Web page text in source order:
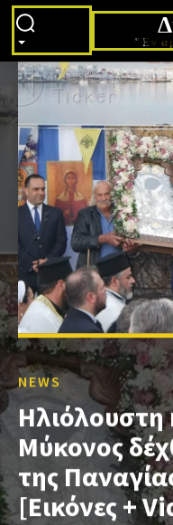
"Εν
NEWS
Ηλιόλουστη
Μύκονος
της
[Εικόνες +